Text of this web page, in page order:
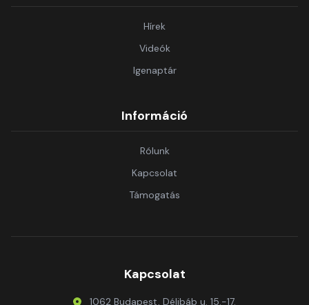
Hírek
Videók
Igenaptár
Információ
Rólunk
Kapcsolat
Támogatás
Kapcsolat
1062 Budapest, Délibáb u. 15.-17.